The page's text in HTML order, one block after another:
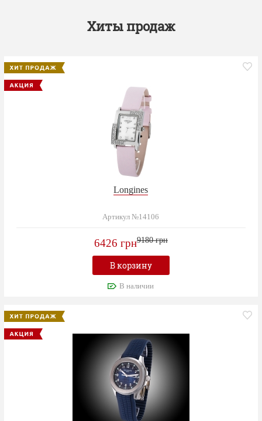
Хиты продаж
Longines
Артикул №14106
6426 грн9180 грн
В корзину
В наличии